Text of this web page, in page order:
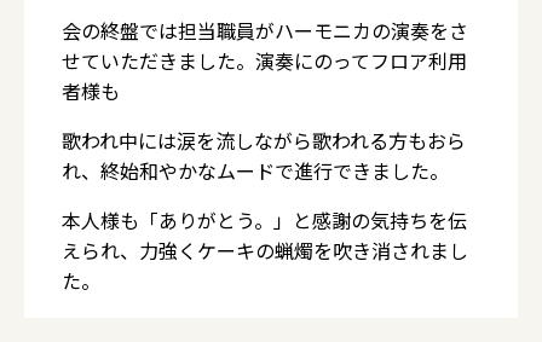
会の終盤では担当職員がハーモニカの演奏をさ
せていただきました。演奏にのってフロア利用
者様も
歌われ中には涙を流しながら歌われる方もおら
れ、終始和やかなムードで進行できました。
本人様も「ありがとう。」と感謝の気持ちを伝
えられ、力強くケーキの蝋燭を吹き消されまし
た。